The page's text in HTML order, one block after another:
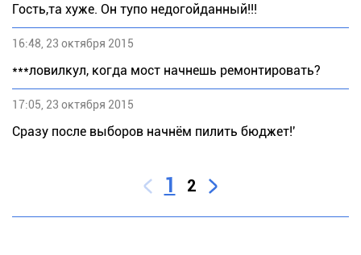
Гость,та хуже. Он тупо недогойданный!!!
16:48, 23 октября 2015
***ловилкул, когда мост начнешь ремонтировать?
17:05, 23 октября 2015
Сразу после выборов начнём пилить бюджет!'
1 2